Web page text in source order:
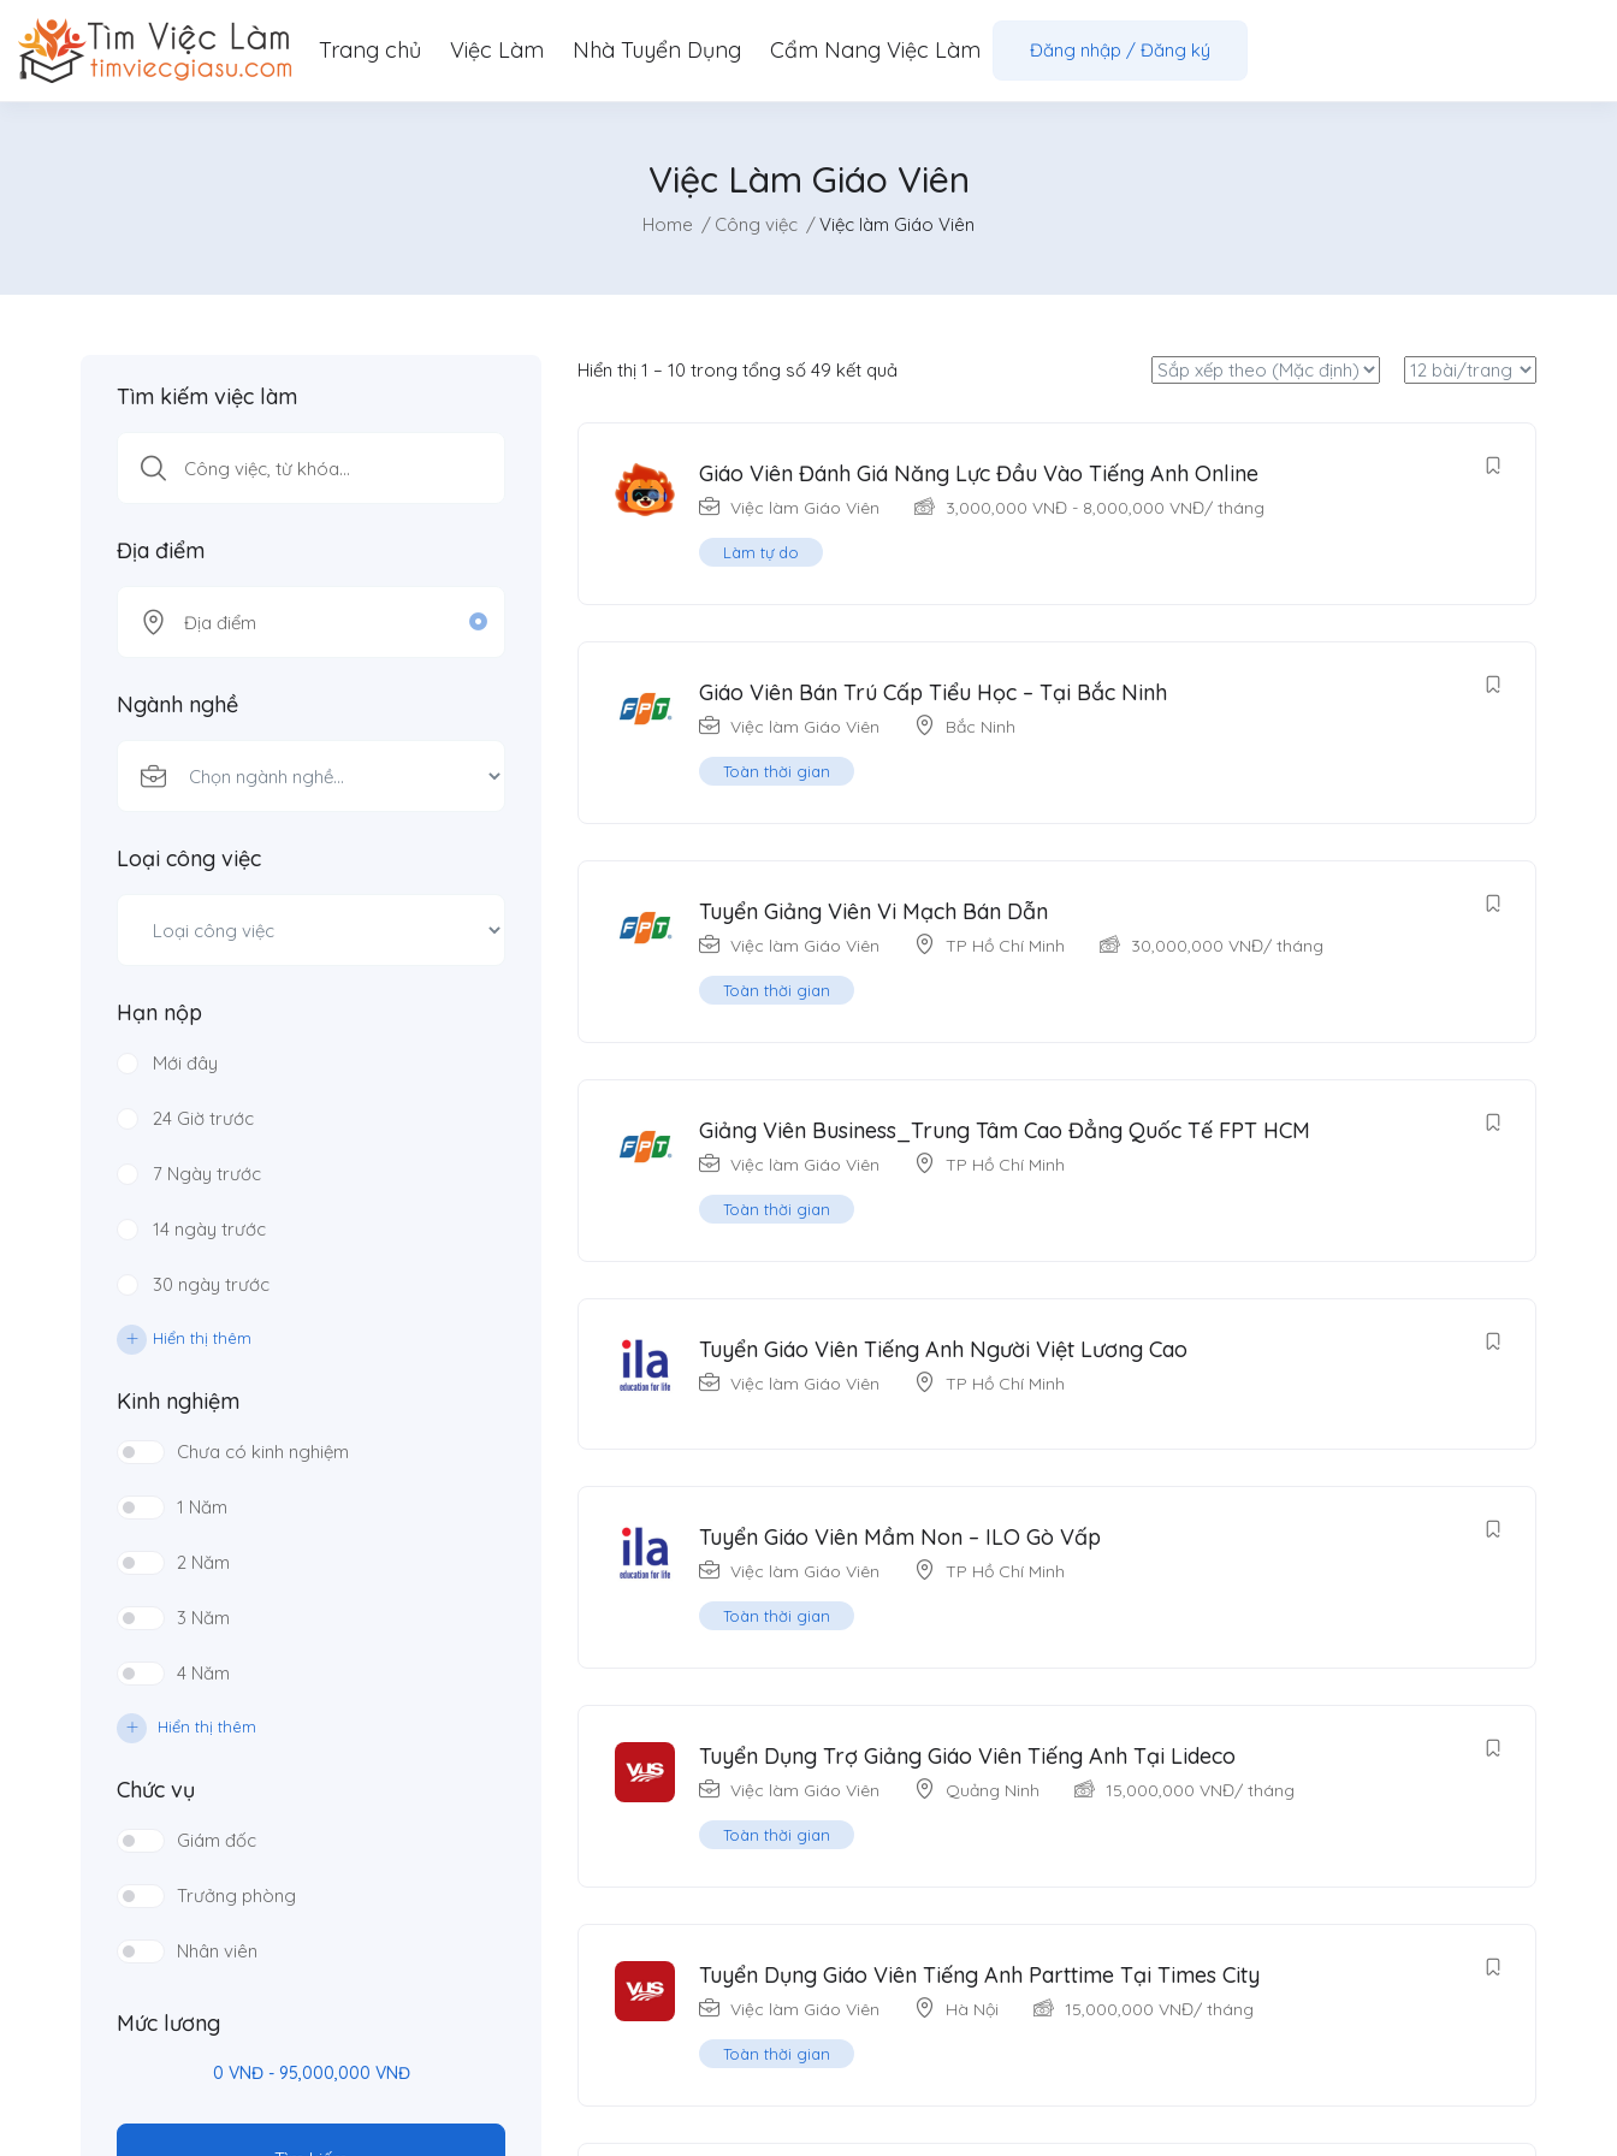
Trang chủ Việc Làm Nhà Tuyển Dụng Cẩm Nang Việc Làm Đăng nhập / Đăng ký
Việc Làm Giáo Viên
Home Công việc Việc làm Giáo Viên
Tìm kiếm việc làm
Địa điểm
Ngành nghề
Loại công việc
Hạn nộp
Mới đây
24 Giờ trước
7 Ngày trước
14 ngày trước
30 ngày trước
Hiển thị thêm
Kinh nghiệm
Chưa có kinh nghiệm
1 Năm
2 Năm
3 Năm
4 Năm
Hiển thị thêm
Chức vụ
Giám đốc
Trưởng phòng
Nhân viên
Mức lương
0 VNĐ - 95,000,000 VNĐ
Hiển thị1 –10 trong tổng số 49 kết quả
Giáo Viên Đánh Giá Năng Lực Đầu Vào Tiếng Anh Online
Việc làm Giáo Viên 3,000,000 VNĐ - 8,000,000 VNĐ/ tháng
Làm tự do
Giáo Viên Bán Trú Cấp Tiểu Học – Tại Bắc Ninh
Việc làm Giáo Viên Bắc Ninh
Toàn thời gian
Tuyển Giảng Viên Vi Mạch Bán Dẫn
Việc làm Giáo Viên TP Hồ Chí Minh 30,000,000 VNĐ/ tháng
Toàn thời gian
Giảng Viên Business_Trung Tâm Cao Đẳng Quốc Tế FPT HCM
Việc làm Giáo Viên TP Hồ Chí Minh
Toàn thời gian
Tuyển Giáo Viên Tiếng Anh Người Việt Lương Cao
Việc làm Giáo Viên TP Hồ Chí Minh
Tuyển Giáo Viên Mầm Non – ILO Gò Vấp
Việc làm Giáo Viên TP Hồ Chí Minh
Toàn thời gian
Tuyển Dụng Trợ Giảng Giáo Viên Tiếng Anh Tại Lideco
Việc làm Giáo Viên Quảng Ninh 15,000,000 VNĐ/ tháng
Toàn thời gian
Tuyển Dụng Giáo Viên Tiếng Anh Parttime Tại Times City
Việc làm Giáo Viên Hà Nội 15,000,000 VNĐ/ tháng
Toàn thời gian